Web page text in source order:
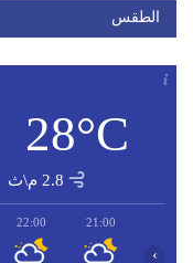
الطقس
28°C
2.8 م\ث
21:00
22:00
›